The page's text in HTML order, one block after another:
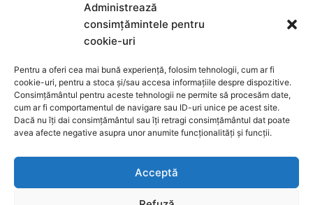
Administrează
consimțămintele pentru
cookie-uri
Pentru a oferi cea mai bună experiență, folosim tehnologii, cum ar fi
cookie-uri, pentru a stoca și/sau accesa informațiile despre dispozitive.
Consimțământul pentru aceste tehnologii ne permite să procesăm date,
cum ar fi comportamentul de navigare sau ID-uri unice pe acest site.
Dacă nu îți dai consimțământul sau îți retragi consimțământul dat poate
avea afecte negative asupra unor anumite funcționalități și funcții.
Acceptă
Politica privind protecția datelor cu caracter
personal